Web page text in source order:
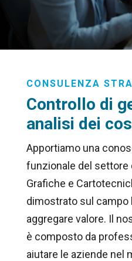
CONSULENZA
Controllo di
analisi dei
Apportiamo una
funzionale del settore
Grafiche e
dimostrato sul campo
aggregare valore. Il
è composto da
aiutare le aziende nel